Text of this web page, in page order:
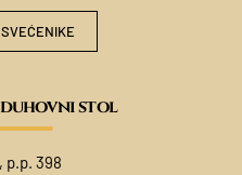
duhovni stol
p.p. 398